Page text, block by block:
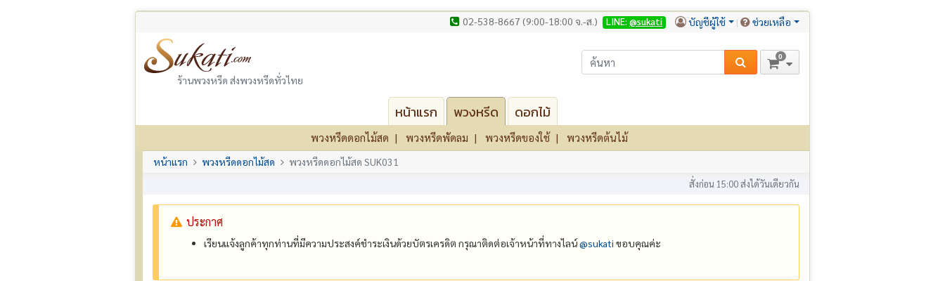
02-538-8667 (9:00-18:00 จ.-ส.) LINE:@sukati บัญชีผู้ใช้ ช่วยเหลือ
ร้านพวงหรีด ส่งพวงหรีดทั่วไทย
0
หน้าแรก พวงหรีด ดอกไม้
พวงหรีดดอกไม้สด พวงหรีดพัดลม พวงหรีดของใช้ พวงหรีดต้นไม้
หน้าแรก พวงหรีดดอกไม้สด พวงหรีดดอกไม้สด SUK031
สั่งก่อน 15:00 ส่งได้วันเดียวกัน
ประกาศ
เรียนแจ้งลูกค้าทุกท่านที่มีความประสงค์ชำระเงินด้วยบัตรเครดิต กรุณาติดต่อเจ้าหน้าที่ทางไลน์@‌sukati ขอบคุณค่ะ